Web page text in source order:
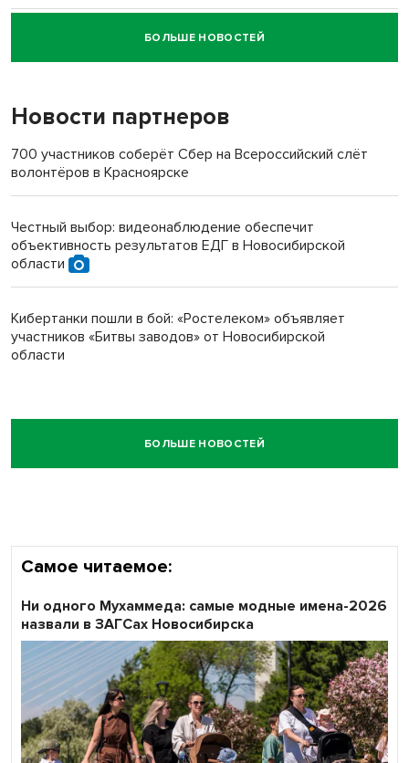
Новосибирский суд наказал водителя за смерть
пенсионерки на вокзале
БОЛЬШЕ НОВОСТЕЙ
Новости партнеров
700 участников соберёт Сбер на Всероссийский слёт
волонтёров в Красноярске
Честный выбор: видеонаблюдение обеспечит
объективность результатов ЕДГ в Новосибирской
области
Кибертанки пошли в бой: «Ростелеком» объявляет
участников «Битвы заводов» от Новосибирской
области
БОЛЬШЕ НОВОСТЕЙ
Самое читаемое:
Ни одного Мухаммеда: самые модные имена-2026
назвали в ЗАГСах Новосибирска